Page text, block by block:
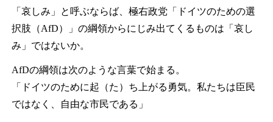
「哀しみ」と呼ぶならば、極右政党「ドイツのための選
択肢（AfD）」の綱領からにじみ出てくるものは「哀し
み」ではないか。
AfDの綱領は次のような言葉で始まる。
「ドイツのために起（た）ち上がる勇気。私たちは臣民
ではなく、自由な市民である」